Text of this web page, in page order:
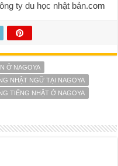
ty du học nhật bản.com
Ở NAGOYA
NHẬT NGỮ TẠI NAGOYA
TIẾNG NHẬT Ở NAGOYA